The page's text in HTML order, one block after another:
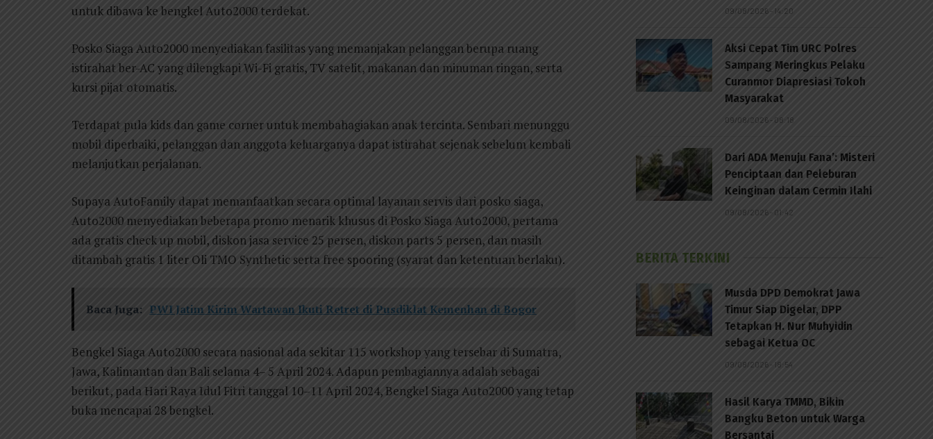
untuk dibawa ke bengkel Auto2000 terdekat.
Posko Siaga Auto2000 menyediakan fasilitas yang memanjakan pelanggan berupa ruang
istirahat ber-AC yang dilengkapi Wi-Fi gratis, TV satelit, makanan dan minuman ringan, serta
kursi pijat otomatis.
Terdapat pula kids dan game corner untuk membahagiakan anak tercinta. Sembari menunggu
mobil diperbaiki, pelanggan dan anggota keluarganya dapat istirahat sejenak sebelum kembali
melanjutkan perjalanan.
Supaya AutoFamily dapat memanfaatkan secara optimal layanan servis dari posko siaga,
Auto2000 menyediakan beberapa promo menarik khusus di Posko Siaga Auto2000, pertama
ada gratis check up mobil, diskon jasa service 25 persen, diskon parts 5 persen, dan masih
ditambah gratis 1 liter Oli TMO Synthetic serta free spooring (syarat dan ketentuan berlaku).
Baca Juga: PWI Jatim Kirim Wartawan Ikuti Retret di Pusdiklat Kemenhan di Bogor
Bengkel Siaga Auto2000 secara nasional ada sekitar 115 workshop yang tersebar di Sumatra,
Jawa, Kalimantan dan Bali selama 4– 5 April 2024. Adapun pembagiannya adalah sebagai
berikut, pada Hari Raya Idul Fitri tanggal 10–11 April 2024, Bengkel Siaga Auto2000 yang tetap
buka mencapai 28 bengkel.
09/08/2026 - 14:20
Aksi Cepat Tim URC Polres
Sampang Meringkus Pelaku
Curanmor Diapresiasi Tokoh
Masyarakat
09/08/2026 - 08:18
Dari ADA Menuju Fana’: Misteri
Penciptaan dan Peleburan
Keinginan dalam Cermin Ilahi
09/08/2026 - 01:42
BERITA TERKINI
Musda DPD Demokrat Jawa
Timur Siap Digelar, DPP
Tetapkan H. Nur Muhyidin
sebagai Ketua OC
09/08/2026 - 18:54
Hasil Karya TMMD, Bikin
Bangku Beton untuk Warga
Bersantai